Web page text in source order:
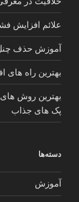
علائم افزایش
آموزش حذف
بهترین راه های
بهترین روش
پک های جذاب
دسته‌ها
آموزش